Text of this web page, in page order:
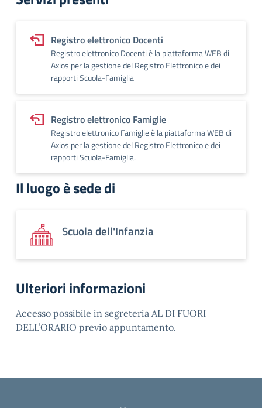
Registro elettronico Docenti
Registro elettronico Docenti è la piattaforma WEB di
Axios per la gestione del Registro Elettronico e dei
rapporti Scuola-Famiglia
Registro elettronico Famiglie
Registro elettronico Famiglie è la piattaforma WEB di
Axios per la gestione del Registro Elettronico e dei
rapporti Scuola-Famiglia.
Il luogo è sede di
Scuola dell'Infanzia
Ulteriori informazioni
Accesso possibile in segreteria AL DI FUORI
DELL’ORARIO previo appuntamento.